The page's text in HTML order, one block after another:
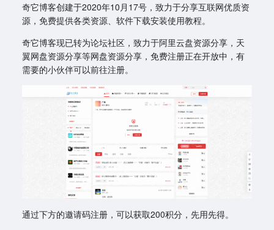
奇它博客创建于2020年10月17号，致力于分享互联网优质资
源，免费提供各类资源、软件下载安装使用教程。
奇它博客现已转为论坛社区，致力于阿里云盘资源分享，天
翼网盘资源分享等网盘资源分享，免费注册正在开放中，有
需要的小伙伴可以前往注册。
通过下方的邀请码注册，可以获取200积分，先用先得。